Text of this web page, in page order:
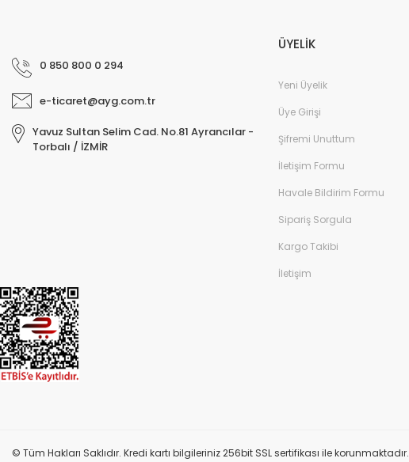
0 850 800 0 294
e-ticaret@ayg.com.tr
Yavuz Sultan Selim Cad. No.81 Ayrancılar -
Torbalı / İZMİR
ÜYELİK
Yeni Üyelik
Üye Girişi
Şifremi Unuttum
İletişim Formu
Havale Bildirim Formu
Sipariş Sorgula
Kargo Takibi
İletişim
© Tüm Hakları Saklıdır. Kredi kartı bilgileriniz 256bit SSL sertifikası ile korunmaktadır.